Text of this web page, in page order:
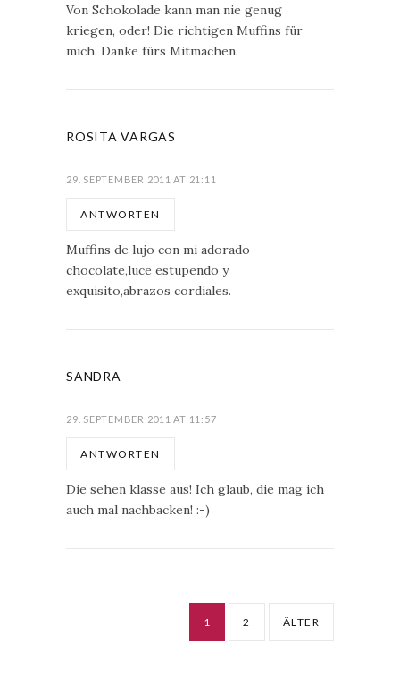
Von Schokolade kann man nie genug
kriegen, oder! Die richtigen Muffins für
mich. Danke fürs Mitmachen.
ROSITA VARGAS
29. SEPTEMBER 2011 AT 21:11
ANTWORTEN
Muffins de lujo con mi adorado
chocolate,luce estupendo y
exquisito,abrazos cordiales.
SANDRA
29. SEPTEMBER 2011 AT 11:57
ANTWORTEN
Die sehen klasse aus! Ich glaub, die mag ich
auch mal nachbacken! :-)
1 2 ÄLTER